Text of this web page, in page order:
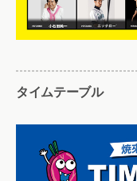
タイムテーブル